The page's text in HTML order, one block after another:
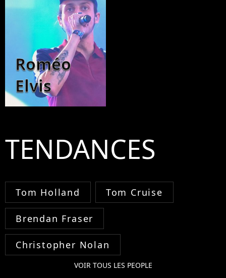
Roméo
Elvis
TENDANCES
Tom Holland Tom Cruise
Brendan Fraser
Christopher Nolan
VOIR TOUS LES PEOPLE